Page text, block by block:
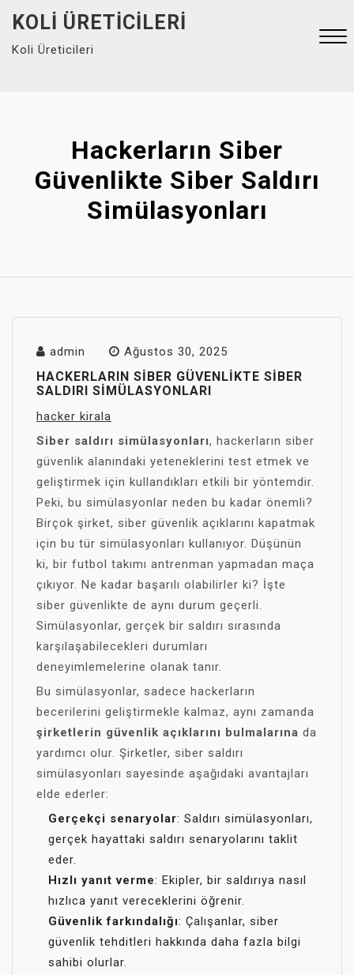
content
KOLI ÜRETICILERI
Koli Üreticileri
Hackerların Siber
Güvenlikte Siber Saldırı
Simülasyonları
admin Ağustos 30, 2025
HACKERLARIN SIBER GÜVENLIKTE SIBER
SALDIRI SIMÜLASYONLARI
hacker kirala
Siber saldırı simülasyonları, hackerların siber
güvenlik alanındaki yeteneklerini test etmek ve
geliştirmek için kullandıkları etkili bir yöntemdir.
Peki, bu simülasyonlar neden bu kadar önemli?
Birçok şirket, siber güvenlik açıklarını kapatmak
için bu tür simülasyonları kullanıyor. Düşünün
ki, bir futbol takımı antrenman yapmadan maça
çıkıyor. Ne kadar başarılı olabilirler ki? İşte
siber güvenlikte de aynı durum geçerli.
Simülasyonlar, gerçek bir saldırı sırasında
karşılaşabilecekleri durumları
deneyimlemelerine olanak tanır.
Bu simülasyonlar, sadece hackerların
becerilerini geliştirmekle kalmaz, aynı zamanda
şirketlerin güvenlik açıklarını bulmalarına da
yardımcı olur. Şirketler, siber saldırı
simülasyonları sayesinde aşağıdaki avantajları
elde ederler:
Gerçekçi senaryolar: Saldırı simülasyonları,
gerçek hayattaki saldırı senaryolarını taklit
eder.
Hızlı yanıt verme: Ekipler, bir saldırıya nasıl
hızlıca yanıt vereceklerini öğrenir.
Güvenlik farkındalığı: Çalışanlar, siber
güvenlik tehditleri hakkında daha fazla bilgi
sahibi olurlar.